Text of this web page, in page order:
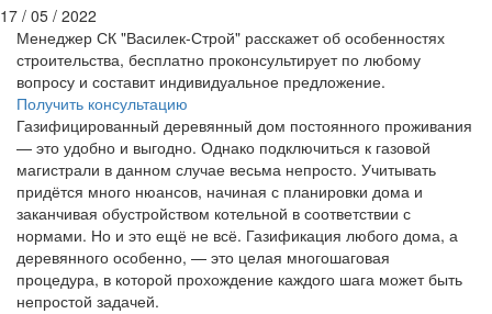
17 / 05 / 2022
Менеджер СК "Василек-Строй" расскажет об особенностях
строительства, бесплатно проконсультирует по любому
вопросу и составит индивидуальное предложение.
Получить консультацию
Газифицированный деревянный дом постоянного проживания
— это удобно и выгодно. Однако подключиться к газовой
магистрали в данном случае весьма непросто. Учитывать
придётся много нюансов, начиная с планировки дома и
заканчивая обустройством котельной в соответствии с
нормами. Но и это ещё не всё. Газификация любого дома, а
деревянного особенно, — это целая многошаговая
процедура, в которой прохождение каждого шага может быть
непростой задачей.